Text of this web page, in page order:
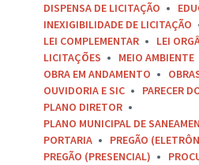
DISPENSA DE LICITAÇÃO
INEXIGIBILIDADE DE LICITAÇÃO
LEI COMPLEMENTAR
LEI
LICITAÇÕES
MEIO AMBIENTE
OBRA EM ANDAMENTO
OUVIDORIA E SIC
PARECER
PLANO DIRETOR
PLANO MUNICIPAL DE
PORTARIA
PREGÃO
PREGÃO (PRESENCIAL)